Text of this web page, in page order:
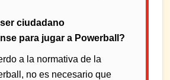
ciudadano
para jugar a Powerball?
a la normativa de la
no es necesario que